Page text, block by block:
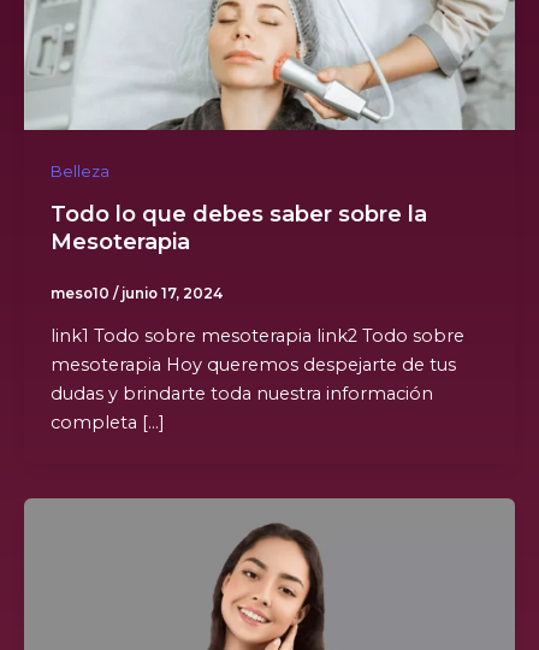
Belleza
Todo lo que debes saber sobre la
Mesoterapia
meso10 / junio 17, 2024
link1 Todo sobre mesoterapia link2 Todo sobre
mesoterapia Hoy queremos despejarte de tus
dudas y brindarte toda nuestra información
completa […]